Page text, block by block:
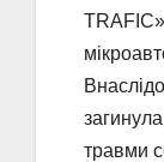
травми